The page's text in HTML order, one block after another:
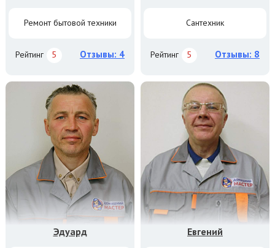
Ремонт бытовой техники
Рейтинг 5 Отзывы: 4
Сантехник
Рейтинг 5 Отзывы: 8
Эдуард Евгений